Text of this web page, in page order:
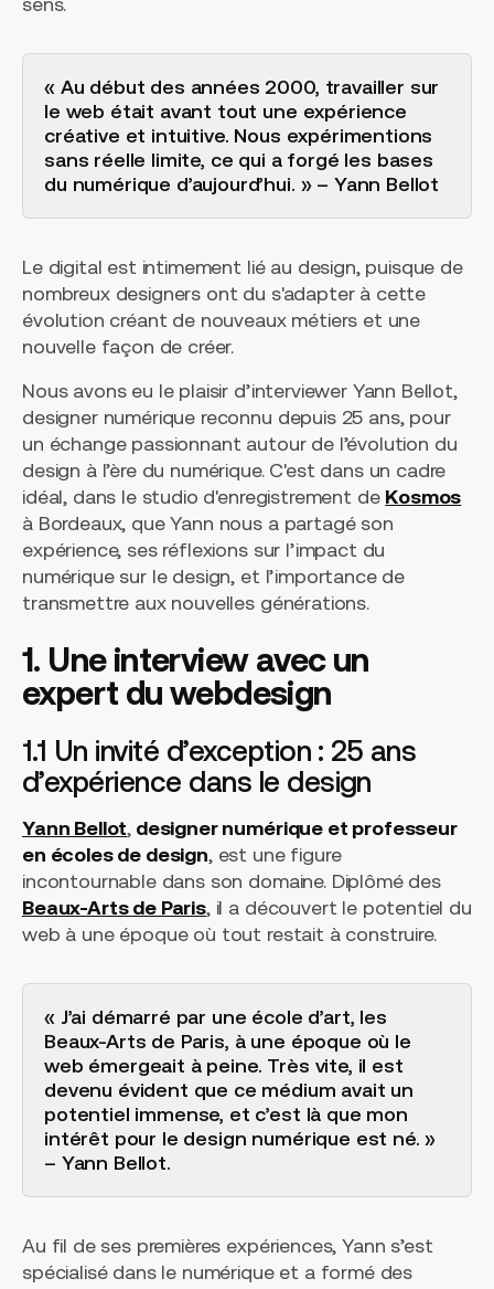
« Au début des années 2000, travailler sur
le web était avant tout une expérience
créative et intuitive. Nous expérimentions
sans réelle limite, ce qui a forgé les bases
du numérique d’aujourd’hui. » – Yann Bellot
Le digital est intimement lié au design, puisque de
nombreux designers ont du s'adapter à cette
évolution créant de nouveaux métiers et une
nouvelle façon de créer.
Nous avons eu le plaisir d’interviewer Yann Bellot,
designer numérique reconnu depuis 25 ans, pour
un échange passionnant autour de l’évolution du
design à l’ère du numérique. C'est dans un cadre
idéal, dans le studio d'enregistrement de Kosmos
à Bordeaux, que Yann nous a partagé son
expérience, ses réflexions sur l’impact du
numérique sur le design, et l’importance de
transmettre aux nouvelles générations.
1. Une interview avec un
expert du webdesign
1.1 Un invité d’exception : 25 ans
d’expérience dans le design
Yann Bellot, designer numérique et professeur
en écoles de design, est une figure
incontournable dans son domaine. Diplômé des
Beaux-Arts de Paris, il a découvert le potentiel du
web à une époque où tout restait à construire.
« J’ai démarré par une école d’art, les
Beaux-Arts de Paris, à une époque où le
web émergeait à peine. Très vite, il est
devenu évident que ce médium avait un
potentiel immense, et c’est là que mon
intérêt pour le design numérique est né. »
– Yann Bellot.
Au fil de ses premières expériences, Yann s’est
spécialisé dans le numérique et a formé des